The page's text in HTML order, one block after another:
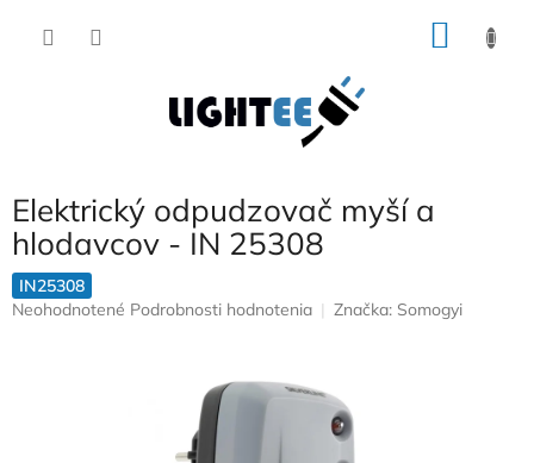
Elektrický odpudzovač myší a
hlodavcov - IN 25308
IN25308
Priemerné
Neohodnotené Podrobnosti hodnotenia Značka: Somogyi